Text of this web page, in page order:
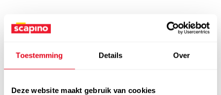
Toestemming Details Over
Deze website maakt gebruik van cookies